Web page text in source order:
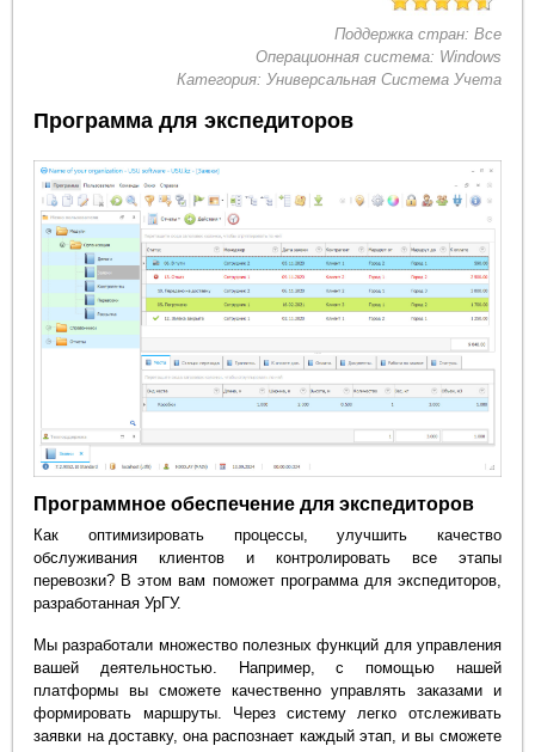
Поддержка стран: Все
Операционная система: Windows
Категория: Универсальная Система Учета
Программа для экспедиторов
Программное обеспечение для экспедиторов
Как оптимизировать процессы, улучшить качество
обслуживания клиентов и контролировать все этапы
перевозки? В этом вам поможет программа для экспедиторов,
разработанная УрГУ.
Мы разработали множество полезных функций для управления
вашей деятельностью. Например, с помощью нашей
платформы вы сможете качественно управлять заказами и
формировать маршруты. Через систему легко отслеживать
заявки на доставку, она распознает каждый этап, и вы сможете